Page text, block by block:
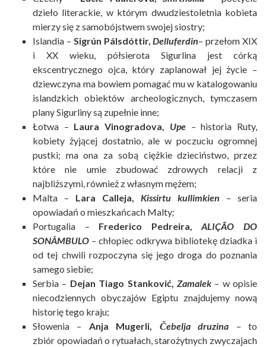
dzieło literackie, w którym dwudziestoletnia kobieta
mierzy się z samobójstwem swojej siostry;
Islandia – Sigrún Pálsdóttir,Delluferdin– przełom XIX
i XX wieku, półsierota Sigurlina jest córką
ekscentrycznego ojca, który zaplanował jej życie –
dziewczyna ma bowiem pomagać mu w katalogowaniu
islandzkich obiektów archeologicznych, tymczasem
plany Sigurliny są zupełnie inne;
Łotwa – Laura Vinogradova, Upe–historia Ruty,
kobiety żyjącej dostatnio, ale w poczuciu ogromnej
pustki; ma ona za sobą ciężkie dzieciństwo, przez
które nie umie zbudować zdrowych relacji z
najbliższymi, również z własnym mężem;
Malta – Lara Calleja, Kissirtu kullimkien – seria
opowiadań o mieszkańcach Malty;
Portugalia – Frederico Pedreira,ALIÇÃO DO
SONÂMBULO – chłopiec odkrywa bibliotekę dziadka i
od tej chwili rozpoczyna się jego droga do poznania
samego siebie;
Serbia – Dejan Tiago Stanković, Zamalek– w opisie
niecodziennych obyczajów Egiptu znajdujemy nową
historię tego kraju;
Słowenia – Anja Mugerli, Čebelja druzina –to
zbiór opowiadań o rytuałach, starożytnych zwyczajach